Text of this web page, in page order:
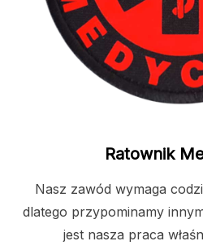
Ratownik
Nasz zawód wymaga
dlatego przypominamy
jest nasza praca